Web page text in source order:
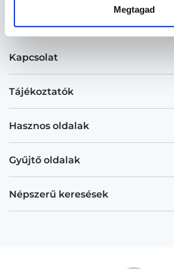
Megtagad
Kapcsolat
Tájékoztatók
Hasznos oldalak
Gyűjtő oldalak
Népszerű keresések